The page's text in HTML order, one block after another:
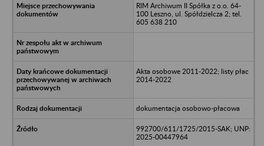
RIM Archiwum II Spółka z o.o. 64-
100 Leszno, ul. Spółdzielcza 2; tel.
605 638 210
Akta osobowe 2011-2022; listy płac
2014-2022
dokumentacja osobowo-płacowa
992700/611/1725/2015-SAK; UNP:
2025-00447964